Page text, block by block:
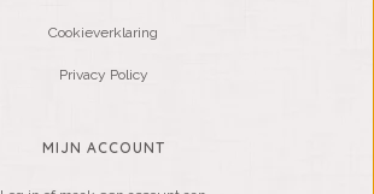
Cookieverklaring
Privacy Policy
MIJN ACCOUNT